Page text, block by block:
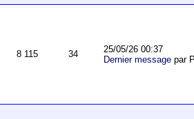
8 115 34
25/05/26 00:37
Dernier messagepar